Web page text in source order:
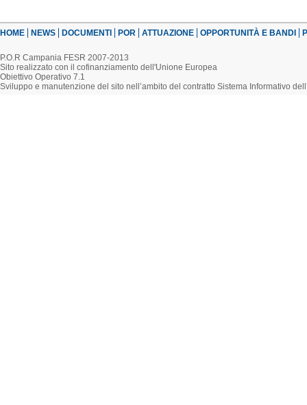
HOME NEWS DOCUMENTI POR ATTUAZIONE OPPORTUNITÀ E BANDI
P.O.R Campania FESR 2007-2013
Sito realizzato con il cofinanziamento dell'Unione Europea
Obiettivo Operativo 7.1
Sviluppo e manutenzione del sito nell’ambito del contratto Sistema Informativo